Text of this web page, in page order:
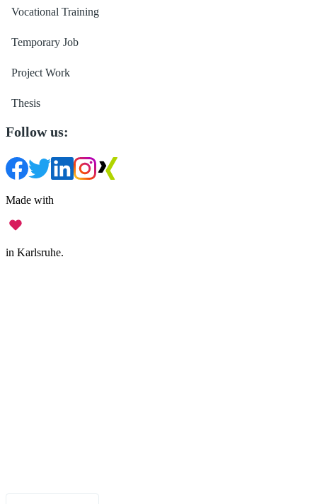
Vocational Training
Temporary Job
Project Work
Thesis
Follow us:
Made with
in Karlsruhe.